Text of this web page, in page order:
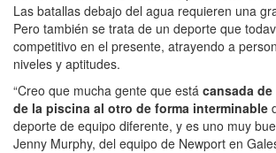
Las batallas debajo del agua requieren una
Pero también se trata de un deporte que
competitivo en el presente, atrayendo a
niveles y aptitudes.
“Creo que mucha gente que está cansada
de la piscina al otro de forma interminable
deporte de equipo diferente, y es uno muy
Jenny Murphy, del equipo de Newport en